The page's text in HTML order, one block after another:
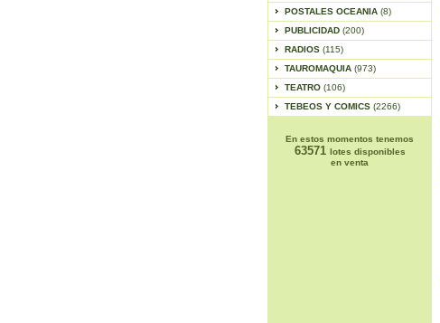
POSTALES OCEANIA (8)
PUBLICIDAD (200)
RADIOS (115)
TAUROMAQUIA (973)
TEATRO (106)
TEBEOS Y COMICS (2266)
En estos momentos tenemos
63571 lotes disponibles
en venta